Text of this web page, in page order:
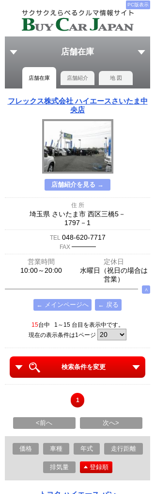
PC版表示
店舗在庫
店舗在庫 店舗紹介 地 図
フレックス株式会社 ハイエースさいたま中
央店
店舗紹介を見る →
住 所
埼玉県 さいたま市 西区三橋5－
1797－1
TEL 048-620-7717
FAX ─────
営業時間
定休日
10:00～20:00
水曜日（祝日の場合は
営業）
∧
← メインページへ ← 戻る
15台中 1～15 台目を表示中です。
現在の表示条件は1ページ
検索条件を変更
1
<前へ 次へ>
価格 車種 年式 走行距離
排気量 登録順